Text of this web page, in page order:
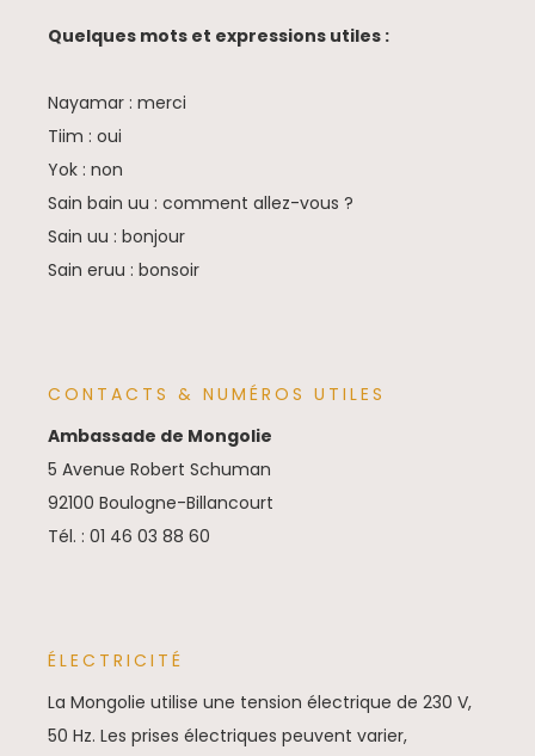
Quelques mots et expressions utiles :
Nayamar : merci
Tiim : oui
Yok : non
Sain bain uu : comment allez-vous ?
Sain uu : bonjour
Sain eruu : bonsoir
CONTACTS & NUMÉROS UTILES
Ambassade de Mongolie
5 Avenue Robert Schuman
92100 Boulogne-Billancourt
Tél. : 01 46 03 88 60
ÉLECTRICITÉ
La Mongolie utilise une tension électrique de 230 V,
50 Hz. Les prises électriques peuvent varier,